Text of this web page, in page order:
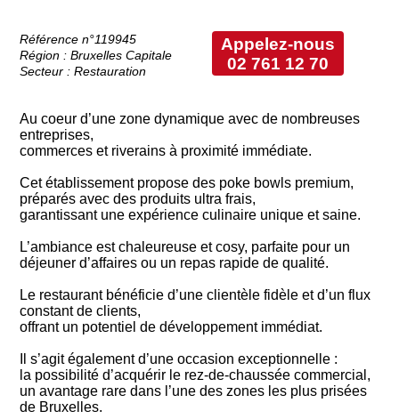
Appelez-nous
02 761 12 70
Référence n°119945
Région : Bruxelles Capitale
Secteur : Restauration
Au coeur d’une zone dynamique avec de nombreuses
entreprises,
commerces et riverains à proximité immédiate.
Cet établissement propose des poke bowls premium,
préparés avec des produits ultra frais,
garantissant une expérience culinaire unique et saine.
L’ambiance est chaleureuse et cosy, parfaite pour un
déjeuner d’affaires ou un repas rapide de qualité.
Le restaurant bénéficie d’une clientèle fidèle et d’un flux
constant de clients,
offrant un potentiel de développement immédiat.
Il s’agit également d’une occasion exceptionnelle :
la possibilité d’acquérir le rez-de-chaussée commercial,
un avantage rare dans l’une des zones les plus prisées
de Bruxelles.